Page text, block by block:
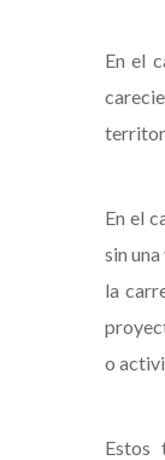
En el
En el
sin
la
o
Estos